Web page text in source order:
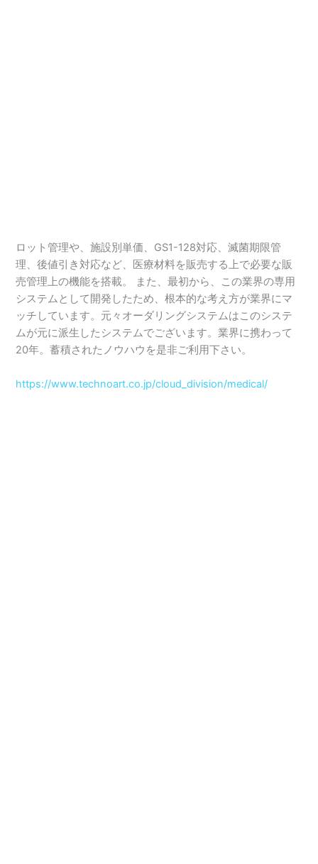
ロット管理や、施設別単価、GS1-128対応、滅菌期限管
理、後値引き対応など、医療材料を販売する上で必要な販
売管理上の機能を搭載。 また、最初から、この業界の専用
システムとして開発したため、根本的な考え方が業界にマ
ッチしています。元々オーダリングシステムはこのシステ
ムが元に派生したシステムでございます。業界に携わって
20年。蓄積されたノウハウを是非ご利用下さい。
https://www.technoart.co.jp/cloud_division/medical/